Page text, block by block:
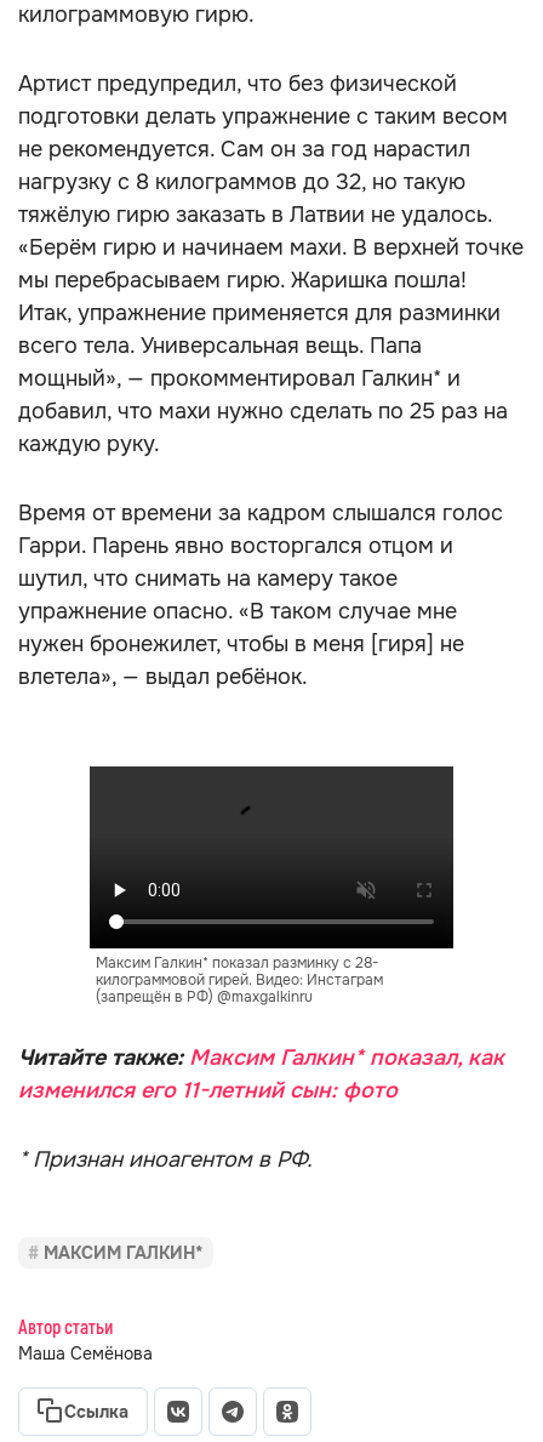
килограммовую гирю.
Артист предупредил, что без физической
подготовки делать упражнение с таким весом
не рекомендуется. Сам он за год нарастил
нагрузку с 8 килограммов до 32, но такую
тяжёлую гирю заказать в Латвии не удалось.
«Берём гирю и начинаем махи. В верхней точке
мы перебрасываем гирю. Жаришка пошла!
Итак, упражнение применяется для разминки
всего тела. Универсальная вещь. Папа
мощный», — прокомментировал Галкин* и
добавил, что махи нужно сделать по 25 раз на
каждую руку.
Время от времени за кадром слышался голос
Гарри. Парень явно восторгался отцом и
шутил, что снимать на камеру такое
упражнение опасно. «В таком случае мне
нужен бронежилет, чтобы в меня [гиря] не
влетела», — выдал ребёнок.
Максим Галкин* показал разминку с 28-
килограммовой гирей. Видео: Инстаграм
(запрещён в РФ) @maxgalkinru
Читайте также: Максим Галкин* показал, как
изменился его 11-летний сын: фото
* Признан иноагентом в РФ.
МАКСИМ ГАЛКИН*
Автор статьи
Маша Семёнова
Ссылка